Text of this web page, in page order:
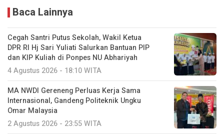
Baca Lainnya
Cegah Santri Putus Sekolah, Wakil Ketua
DPR RI Hj Sari Yuliati Salurkan Bantuan PIP
dan KIP Kuliah di Ponpes NU Abhariyah
4 Agustus 2026 - 18:10 WITA
MA NWDI Gereneng Perluas Kerja Sama
Internasional, Gandeng Politeknik Ungku
Omar Malaysia
2 Agustus 2026 - 23:55 WITA